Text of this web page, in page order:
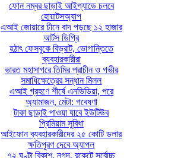
ফোন নম্বর ছাড়াই আইপ্যাডে চলবে
হোয়াটসঅ্যাপ
এআই জোয়ারে চীনে বাদ পড়ছে ১২ হাজার
আর্টস ডিগ্রি
হঠাৎ ফেসবুকে বিভ্রাট, ভোগান্তিতে
ব্যবহারকারীরা
ভারত মহাসাগরে তিমির প্রাচীন ও গভীর
সমাধিক্ষেত্রের সন্ধান মিলল
এআই গ্রহণে শীর্ষে এনভিডিয়া, পরে
অ্যামাজন, মেটা: গবেষণা
টাকা ছাড়াই পাওয়া যাবে ইউটিউব
প্রিমিয়াম সুবিধা
আইফোন ব্যবহারকারীদের ২৫ কোটি ডলার
ক্ষতিপূরণ দেবে অ্যাপল
৭২ ঘণ্টা বিকাশ, নগদ, রকেটে সর্বোচ্চ